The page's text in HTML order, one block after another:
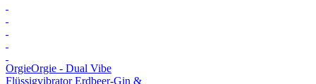
OrgieOrgie - Dual Vibe
Flüssigvibrator Erdbeer-Gin &